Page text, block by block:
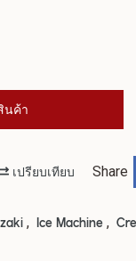
นค้า
เปรียบเทียบ Share
, Ice Machine ,